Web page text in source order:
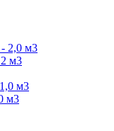
2,0 м3
м3
м3
м3